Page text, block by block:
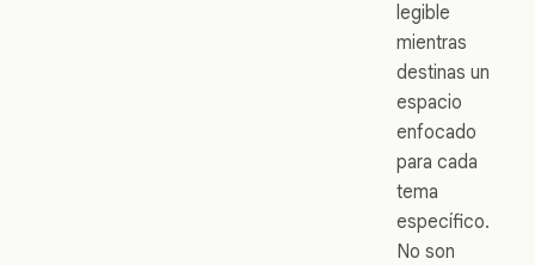
legible
mientras
destinas un
espacio
enfocado
para cada
tema
específico.
No son